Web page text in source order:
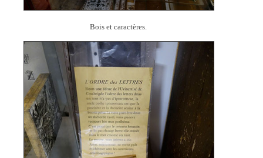
Bois et caractères.